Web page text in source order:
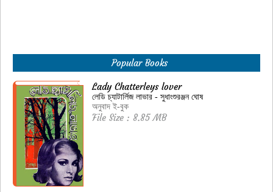
Popular Books
Lady Chatterleys lover
লেডি চ্যাটার্লিজ লাভার - সুধাংশুরঞ্জন ঘোষ
অনুবাদ ই-বুক
File Size : 8.85 MB